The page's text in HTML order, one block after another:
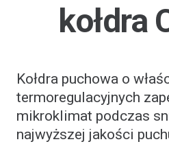
kołdra
Kołdra puchowa o
termoregulacyjnych
mikroklimat podczas
najwyższej jakości